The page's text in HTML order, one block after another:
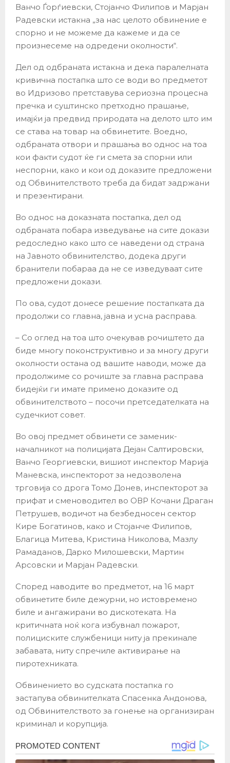
Ванчо Ѓорѓиевски, Стојанчо Филипов и Марјан
Радевски истакна „за нас целото обвинение е
спорно и не можеме да кажеме и да се
произнесеме на одредени околности“.
Дел од одбраната истакна и дека паралелната
кривична постапка што се води во предметот
во Идризово претставува сериозна процесна
пречка и суштинско претходно прашање,
имајќи ја предвид природата на делото што им
се става на товар на обвинетите. Воедно,
одбраната отвори и прашања во однос на тоа
кои факти судот ќе ги смета за спорни или
неспорни, како и кои од доказите предложени
од Обвинителството треба да бидат задржани
и презентирани.
Во однос на доказната постапка, дел од
одбраната побара изведување на сите докази
редоследно како што се наведени од страна
на Јавното обвинителство, додека други
бранители побараа да не се изведуваат сите
предложени докази.
По ова, судот донесе решение постапката да
продолжи со главна, јавна и усна расправа.
– Со оглед на тоа што очекував рочиштето да
биде многу поконструктивно и за многу други
околности остана од вашите наводи, може да
продолжиме со рочиште за главна расправа
бидејќи ги имате примено доказите од
обвинителството – посочи претседателката на
судечкиот совет.
Во овој предмет обвинети се заменик-
началникот на полицијата Дејан Салтировски,
Ванчо Георгиевски, вишиот инспектор Марија
Маневска, инспекторот за недозволена
трговија со дрога Томо Донев, инспекторот за
прифат и сменоводител во ОВР Кочани Драган
Петрушев, водичот на безбедносен сектор
Кире Богатинов, како и Стојанче Филипов,
Благица Митева, Кристина Николова, Мазлу
Рамаданов, Дарко Милошевски, Мартин
Арсовски и Марјан Радевски.
Според наводите во предметот, на 16 март
обвинетите биле дежурни, но истовремено
биле и ангажирани во дискотеката. На
критичната ноќ кога избувнал пожарот,
полициските службеници ниту ја прекинале
забавата, ниту спречиле активирање на
пиротехниката.
Обвинението во судската постапка го
застапува обвинителката Спасенка Андонова,
од Обвинителството за гонење на организиран
криминал и корупција.